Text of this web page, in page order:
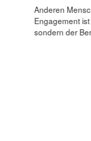
Anderen
Engagement
sondern der